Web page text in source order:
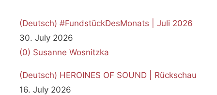
(Deutsch) #FundstückDesMonats | Juli 2026
30. July 2026
(0) Susanne Wosnitzka
(Deutsch) HEROINES OF SOUND | Rückschau
16. July 2026